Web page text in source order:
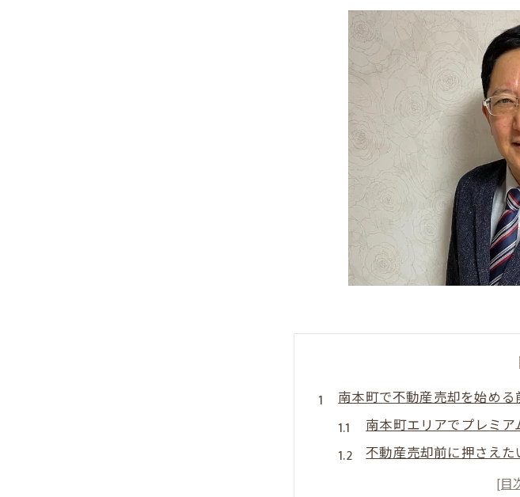
南本町で不動産売却を始め
南本町エリアでプレミ
不動産売却前に押さえ
プレミアム不動産売却